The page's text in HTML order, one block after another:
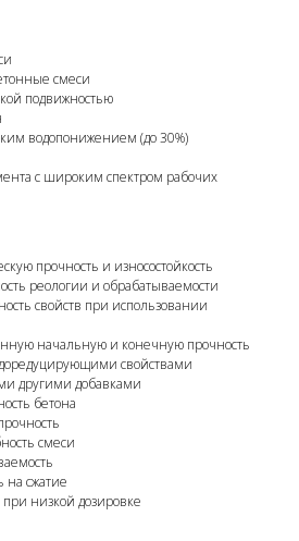
смеси
подвижностью
водопонижением (до 30%)
с широким спектром рабочих
прочность и износостойкость
реологии и обрабатываемости
свойств при использовании
начальную и конечную прочность
свойствами
другими добавками
бетона
смеси
на сжатие
низкой дозировке